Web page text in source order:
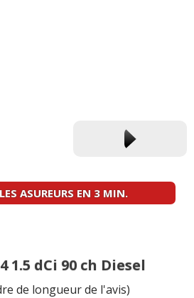
ASUREURS EN 3 MIN.
1.5 dCi 90 ch Diesel
de longueur de l'avis)